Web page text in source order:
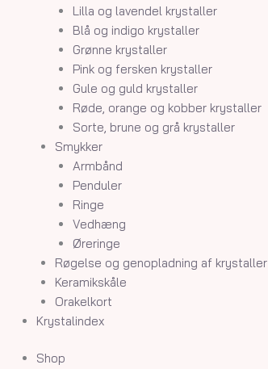
Lilla og lavendel krystaller
Blå og indigo krystaller
Grønne krystaller
Pink og fersken krystaller
Gule og guld krystaller
Røde, orange og kobber krystaller
Sorte, brune og grå krystaller
Smykker
Armbånd
Penduler
Ringe
Vedhæng
Øreringe
Røgelse og genopladning af krystaller
Keramikskåle
Orakelkort
Krystalindex
Shop